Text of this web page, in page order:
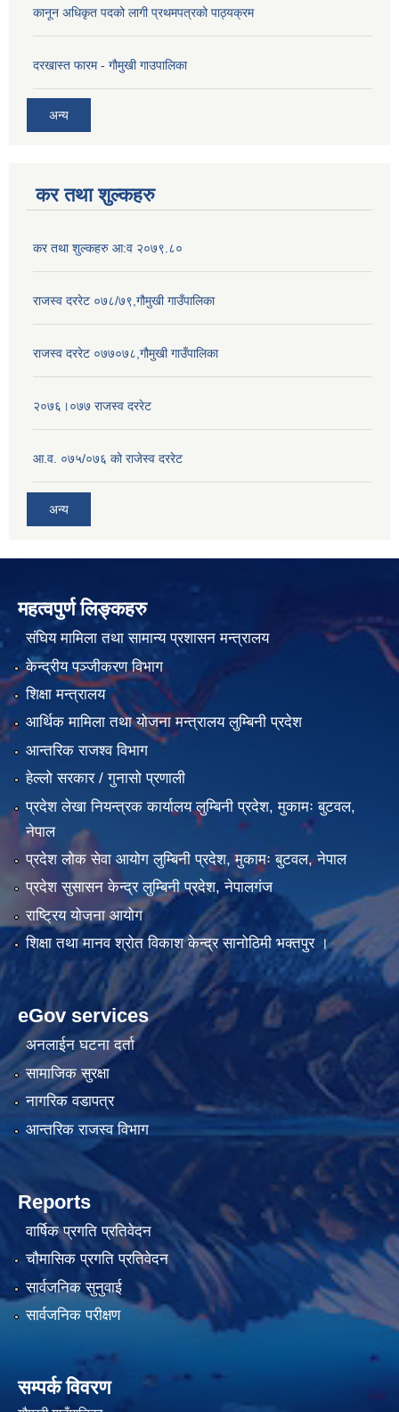
कानून अधिकृत पदको लागी प्रथमपत्रको पाठ्यक्रम
दरखास्त फारम - गाैमुखी गाउपालिका
अन्य
कर तथा शुल्कहरु
कर तथा शुल्कहरु आ:व २०७९.८०
राजस्व दररेट ०७८/७९,गौमुखी गाउँपालिका
राजस्व दररेट ०७७०७८,गौमुखी गाउँपालिका
२०७६।०७७ राजस्व दररेट
आ.व. ०७५/०७६ को राजेस्व दररेट
अन्य
महत्वपुर्ण लिङ्कहरु
संघिय मामिला तथा सामान्य प्रशासन मन्त्रालय
केन्द्रीय पञ्जीकरण विभाग
शिक्षा मन्त्रालय
आर्थिक मामिला तथा योजना मन्त्रालय लुम्बिनी प्रदेश
आन्तरिक राजश्व विभाग
हेल्लो सरकार / गुनासो प्रणाली
प्रदेश लेखा नियन्त्रक कार्यालय लुम्बिनी प्रदेश, मुकामः बुटवल,
नेपाल
प्रदेश लोक सेवा आयोग लुम्बिनी प्रदेश, मुकामः बुटवल, नेपाल
प्रदेश सुसासन केन्द्र लुम्बिनी प्रदेश, नेपालगंज
राष्ट्रिय योजना आयोग
शिक्षा तथा मानव श्रोत विकाश केन्द्र सानोठिमी भक्तपुर ।
eGov services
अनलाईन घटना दर्ता
सामाजिक सुरक्षा
नागरिक वडापत्र
आन्तरिक राजस्व विभाग
Reports
वार्षिक प्रगति प्रतिवेदन
चौमासिक प्रगति प्रतिवेदन
सार्वजनिक सुनुवाई
सार्वजनिक परीक्षण
सम्पर्क विवरण